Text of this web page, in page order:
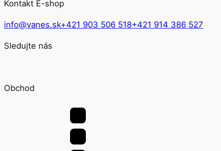
Kontakt E-shop
info@vanes.sk+421 903 506 518+421 914 386 527
Sledujte nás
Obchod